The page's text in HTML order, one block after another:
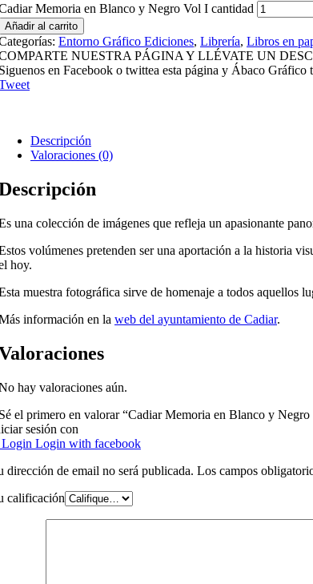
Memoria en Blanco y Negro Vol I cantidad
Añadir al carrito
Entorno Gráfico Ediciones, Librería, Libros en
NUESTRA PÁGINA Y LLÉVATE UN
en Facebook o twittea esta página y Ábaco
Descripción
Valoraciones (0)
una colección de imágenes que refleja un apasionante
volúmenes pretenden ser una aportación a la historia
hoy.
muestra fotográfica sirve de homenaje a todos aquellos
información en la web del ayuntamiento de Cadiar.
hay valoraciones aún.
el primero en valorar “Cadiar Memoria en Blanco y
sesión con
Login Login with facebook
dirección de email no será publicada. Los campos
calificación